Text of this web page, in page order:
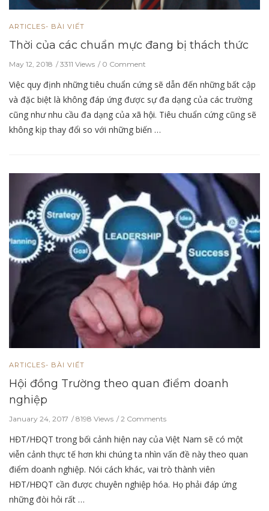
ARTICLES- BÀI VIẾT
Thời của các chuẩn mực đang bị thách thức
May 12, 2018 3311 Views 0 Comment
Việc quy định những tiêu chuẩn cứng sẽ dẫn đến những bất cập
và đặc biệt là không đáp ứng được sự đa dạng của các trường
cũng như nhu cầu đa dạng của xã hội. Tiêu chuẩn cứng cũng sẽ
không kịp thay đổi so với những biến …
ARTICLES- BÀI VIẾT
Hội đồng Trường theo quan điểm doanh
nghiệp
January 24, 2017 8198 Views 2 Comments
HĐT/HĐQT trong bối cảnh hiện nay của Việt Nam sẽ có một
viễn cảnh thực tế hơn khi chúng ta nhìn vấn đề này theo quan
điểm doanh nghiệp. Nói cách khác, vai trò thành viên
HĐT/HĐQT cần được chuyên nghiệp hóa. Họ phải đáp ứng
những đòi hỏi rất …